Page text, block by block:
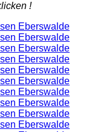
!